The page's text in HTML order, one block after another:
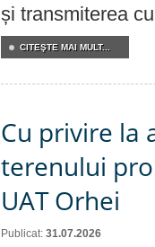
și transmiterea
CITEŞTE MAI MULT...
Cu privire la
terenului
UAT Orhei
Publicat: 31.07.2026